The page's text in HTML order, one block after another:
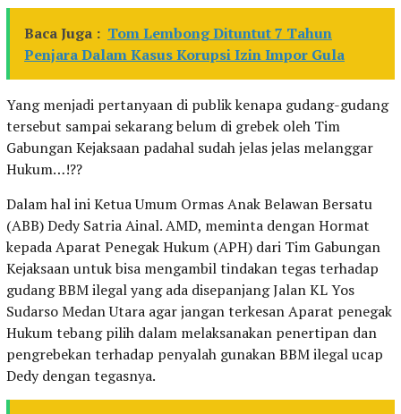
Baca Juga : Tom Lembong Dituntut 7 Tahun
Penjara Dalam Kasus Korupsi Izin Impor Gula
Yang menjadi pertanyaan di publik kenapa gudang-gudang
tersebut sampai sekarang belum di grebek oleh Tim
Gabungan Kejaksaan padahal sudah jelas jelas melanggar
Hukum…!??
Dalam hal ini Ketua Umum Ormas Anak Belawan Bersatu
(ABB) Dedy Satria Ainal. AMD, meminta dengan Hormat
kepada Aparat Penegak Hukum (APH) dari Tim Gabungan
Kejaksaan untuk bisa mengambil tindakan tegas terhadap
gudang BBM ilegal yang ada disepanjang Jalan KL Yos
Sudarso Medan Utara agar jangan terkesan Aparat penegak
Hukum tebang pilih dalam melaksanakan penertipan dan
pengrebekan terhadap penyalah gunakan BBM ilegal ucap
Dedy dengan tegasnya.